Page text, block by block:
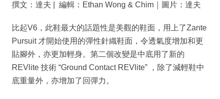
撰文：達夫 | 編輯：Ethan Wong & Chim｜圖片：達夫
比起V6，此鞋最大的話題性是美觀的鞋面，用上了Zante
Pursuit 才開始使用的彈性針織鞋面，令透氣度增加和更
貼腳外，亦更加輕身。第二個改變是中底用了新的
REVlite 技術 “Ground Contact REVlite” ，除了減輕鞋中
底重量外，亦增加了回彈力。